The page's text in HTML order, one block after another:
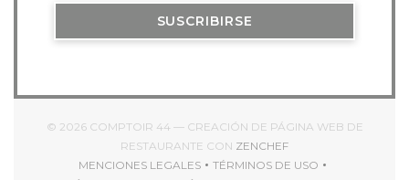
SUSCRIBIRSE
© 2026 COMPTOIR 44 — CREACIÓN DE PÁGINA WEB DE
RESTAURANTE CON ZENCHEF((ABRE EN UNA
MENCIONES LEGALES
((ABRE EN UNA NUEVA VENTANA))
TÉRMINOS DE USO
((ABRE EN UNA NUEVA